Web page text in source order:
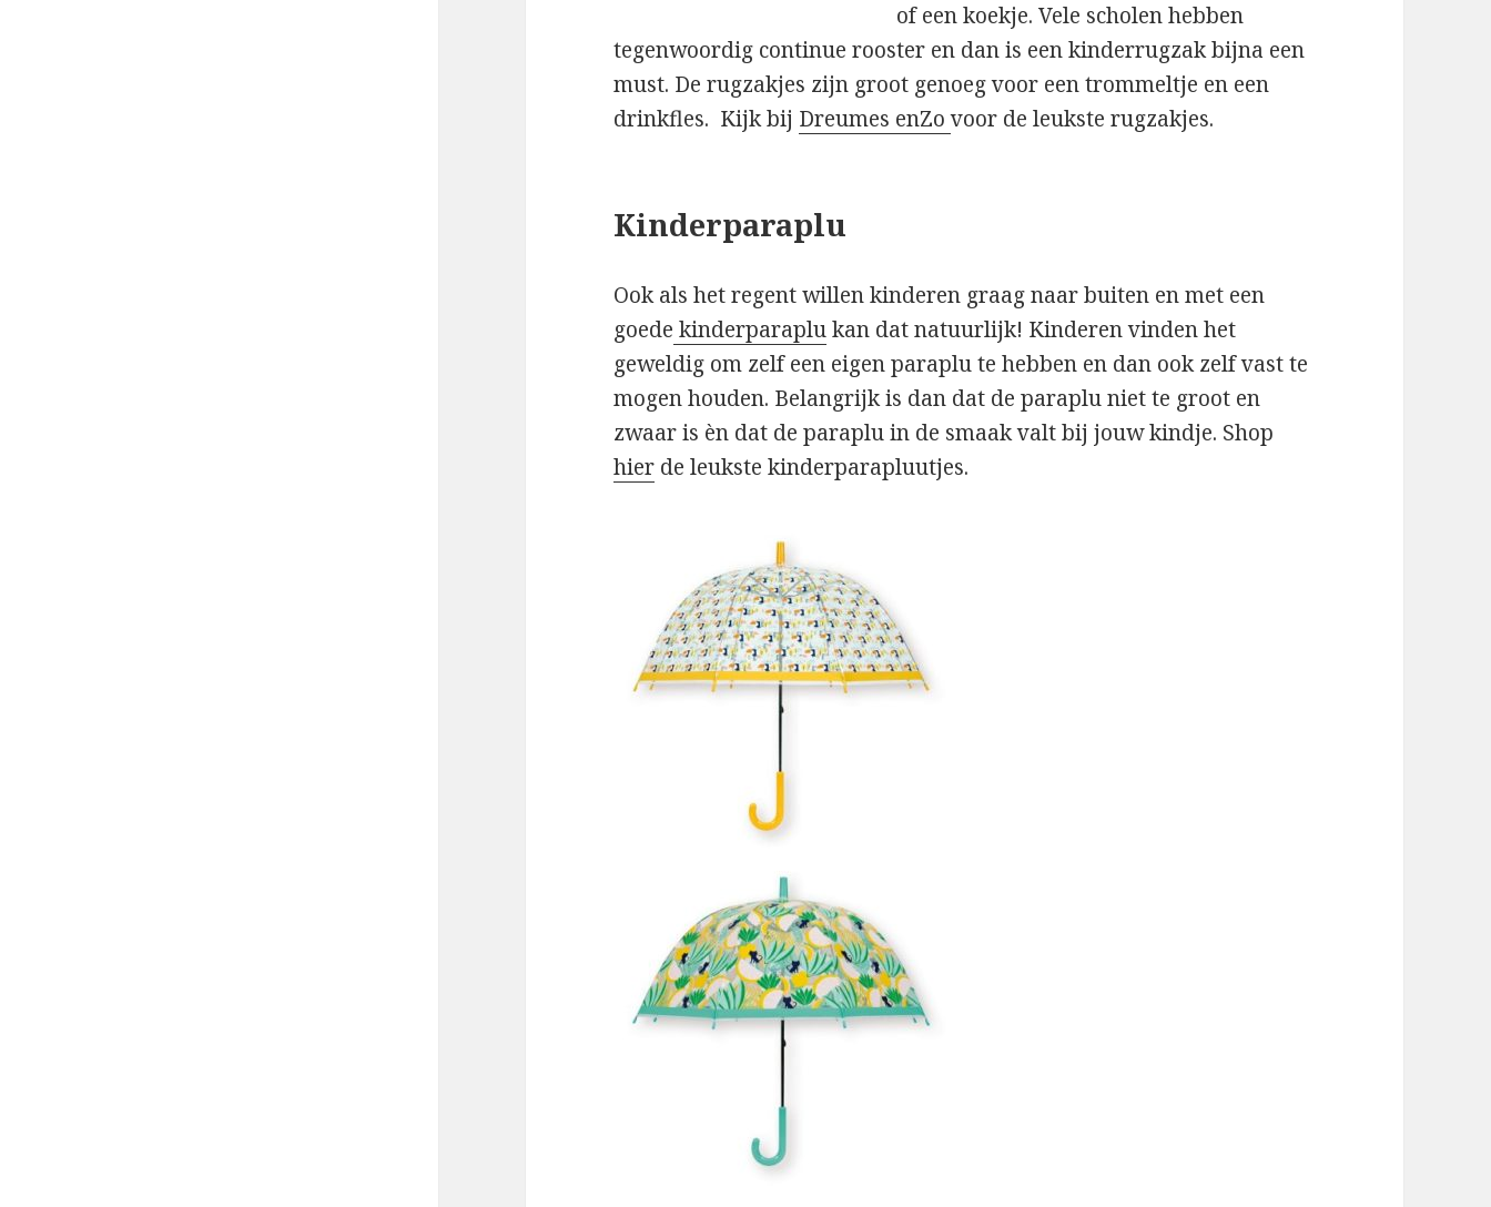
of een koekje. Vele scholen hebben
tegenwoordig continue rooster en dan is een kinderrugzak bijna een
must. De rugzakjes zijn groot genoeg voor een trommeltje en een
drinkfles. Kijk bij Dreumes enZovoor de leukste rugzakjes.
Kinderparaplu
Ook als het regent willen kinderen graag naar buiten en met een
goede kinderparaplukan dat natuurlijk! Kinderen vinden het
geweldig om zelf een eigen paraplu te hebben en dan ook zelf vast te
mogen houden. Belangrijk is dan dat de paraplu niet te groot en
zwaar is èn dat de paraplu in de smaak valt bij jouw kindje. Shop
hier de leukste kinderparapluutjes.